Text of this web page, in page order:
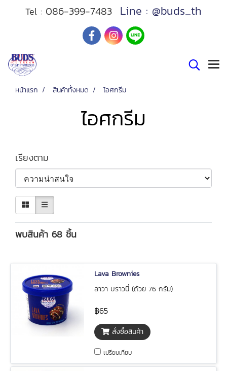
Tel : 086-399-7483 Line : @buds_th
หน้าแรก สินค้าทั้งหมด ไอศกรีม
ไอศกรีม
เรียงตาม
พบสินค้า 68 ชิ้น
Lava Brownies
ลาวา บราวนี่ (ถ้วย 76 กรัม)
฿65
สั่งซื้อสินค้า
เปรียบเทียบ